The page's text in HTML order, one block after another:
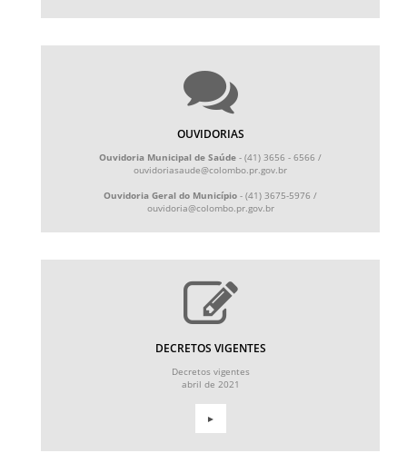
OUVIDORIAS
Ouvidoria Municipal de Saúde - (41) 3656 - 6566 /
ouvidoriasaude@colombo.pr.gov.br
Ouvidoria Geral do Município - (41) 3675-5976 /
ouvidoria@colombo.pr.gov.br
DECRETOS VIGENTES
Decretos vigentes
abril de 2021
►